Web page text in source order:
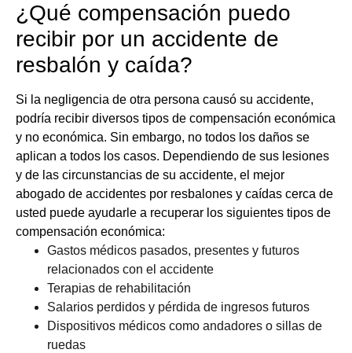
¿Qué compensación puedo
recibir por un accidente de
resbalón y caída?
Si la negligencia de otra persona causó su accidente,
podría recibir diversos tipos de compensación económica
y no económica. Sin embargo, no todos los daños se
aplican a todos los casos. Dependiendo de sus lesiones
y de las circunstancias de su accidente, el mejor
abogado de accidentes por resbalones y caídas cerca de
usted puede ayudarle a recuperar los siguientes tipos de
compensación económica:
Gastos médicos pasados, presentes y futuros
relacionados con el accidente
Terapias de rehabilitación
Salarios perdidos y pérdida de ingresos futuros
Dispositivos médicos como andadores o sillas de
ruedas